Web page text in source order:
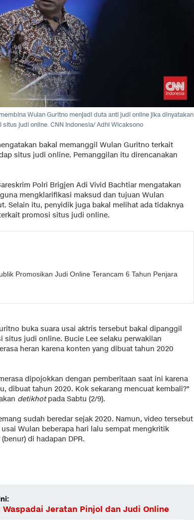
Wulan Guritno menjadi duta anti judi online jika dinyatakan
judi online. CNN Indonesia/ Adhi Wicaksono
bakal memanggil Wulan Guritno terkait
situs judi online. Pemanggilan itu direncanakan
Polri Brigjen Adi Vivid Bachtiar mengatakan
mengklarifikasi maksud dan tujuan Wulan
Selain itu, penyidik juga bakal melihat ada tidaknya
promosi situs judi online.
Promosikan Judi Online Terancam 6 Tahun Penjara
buka suara usai aktris tersebut bakal dipanggil
situs judi online. Bucie Lee selaku perwakilan
heran karena konten yang dibuat tahun 2020
dipojokkan dengan pemberitaan saat ini karena
dibuat tahun 2020. Kok sekarang mencuat kembali?"
detikhotpada Sabtu (2/9).
sudah beredar sejak 2020. Namun, video tersebut
Wulan beberapa hari lalu sempat mengkritik
di hadapan DPR.
Waspadai Jeratan Pinjol dan Judi Online